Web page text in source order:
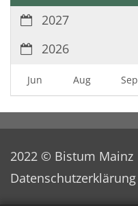
2027
2026
Jun Aug Sep
2022 © Bistum Mainz
Datenschutzerklärung